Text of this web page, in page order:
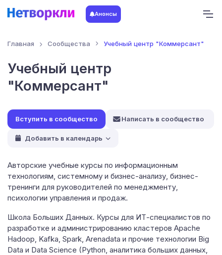
Анонсы
Главная Сообщества Учебный центр "Коммерсант"
Учебный центр
"Коммерсант"
Написать в сообщество
Добавить в календарь
Авторские учебные курсы по информационным
технологиям, системному и бизнес-анализу, бизнес-
тренинги для руководителей по менеджменту,
психологии управления и продаж.
Школа Больших Данных. Курсы для ИТ-специалистов по
разработке и администрированию кластеров Apache
Hadoop, Kafka, Spark, Arenadata и прочие технологии Big
Data и Data Science (Python, аналитика больших данных,